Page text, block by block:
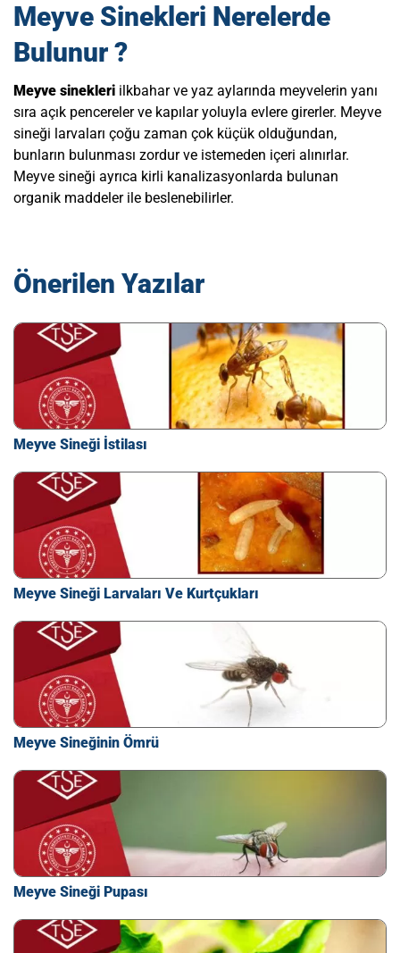
Meyve Sinekleri Nerelerde
Bulunur ?
Meyve sinekleri ilkbahar ve yaz aylarında meyvelerin yanı
sıra açık pencereler ve kapılar yoluyla evlere girerler. Meyve
sineği larvaları çoğu zaman çok küçük olduğundan,
bunların bulunması zordur ve istemeden içeri alınırlar.
Meyve sineği ayrıca kirli kanalizasyonlarda bulunan
organik maddeler ile beslenebilirler.
Önerilen Yazılar
Meyve Sineği İstilası
Meyve Sineği Larvaları Ve Kurtçukları
Meyve Sineğinin Ömrü
Meyve Sineği Pupası